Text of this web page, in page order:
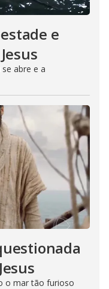
e
abre e a
o mar tão furioso